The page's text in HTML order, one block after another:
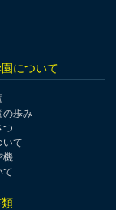
について
の歩み
つ
いて
機
て